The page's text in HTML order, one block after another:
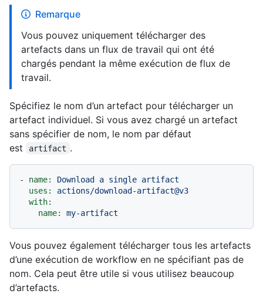
Remarque
Vous pouvez uniquement télécharger des
artefacts dans un flux de travail qui ont été
chargés pendant la même exécution de flux de
travail.
Spécifiez le nom d’un artefact pour télécharger un
artefact individuel. Si vous avez chargé un artefact
sans spécifier de nom, le nom par défaut
est
artifact .
- name: Download a single artifact
uses:
actions/download-artifact@v3
with:
name:
my-artifact
Vous pouvez également télécharger tous les artefacts
d’une exécution de workflow en ne spécifiant pas de
nom. Cela peut être utile si vous utilisez beaucoup
d’artefacts.